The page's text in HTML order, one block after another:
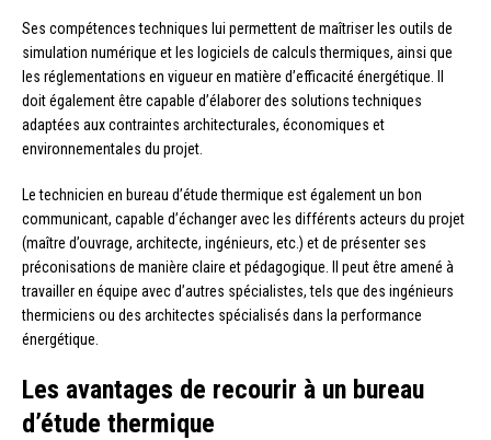
Ses compétences techniques lui permettent de maîtriser les outils de
simulation numérique et les logiciels de calculs thermiques, ainsi que
les réglementations en vigueur en matière d’efficacité énergétique. Il
doit également être capable d’élaborer des solutions techniques
adaptées aux contraintes architecturales, économiques et
environnementales du projet.
Le technicien en bureau d’étude thermique est également un bon
communicant, capable d’échanger avec les différents acteurs du projet
(maître d’ouvrage, architecte, ingénieurs, etc.) et de présenter ses
préconisations de manière claire et pédagogique. Il peut être amené à
travailler en équipe avec d’autres spécialistes, tels que des ingénieurs
thermiciens ou des architectes spécialisés dans la performance
énergétique.
Les avantages de recourir à un bureau
d’étude thermique